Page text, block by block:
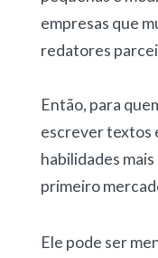
empresas que
redatores
Então, para
escrever textos
habilidades
primeiro
Ele pode ser